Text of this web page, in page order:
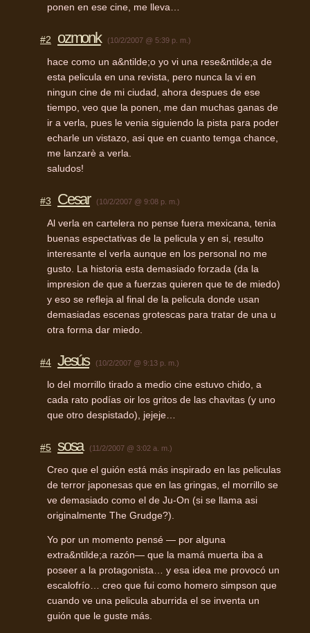
ponen en ese cine, me lleva…
#2 ozmonk (10/2/2007 @ 5:39 p. m.)
hace como un a&ntilde;o yo vi una rese&ntilde;a de
esta pelicula en una revista, pero nunca la vi en
ningun cine de mi ciudad, ahora despues de ese
tiempo, veo que la ponen, me dan muchas ganas de
ir a verla, pues le venia siguiendo la pista para poder
echarle un vistazo, asi que en cuanto temga chance,
me lanzarè a verla.
saludos!
#3 Cesar (10/2/2007 @ 9:08 p. m.)
Al verla en cartelera no pense fuera mexicana, tenia
buenas espectativas de la pelicula y en si, resulto
interesante el verla aunque en los personal no me
gusto. La historia esta demasiado forzada (da la
impresion de que a fuerzas quieren que te de miedo)
y eso se refleja al final de la pelicula donde usan
demasiadas escenas grotescas para tratar de una u
otra forma dar miedo.
#4 Jesús (10/2/2007 @ 9:13 p. m.)
lo del morrillo tirado a medio cine estuvo chido, a
cada rato podías oir los gritos de las chavitas (y uno
que otro despistado), jejeje…
#5 sosa (11/2/2007 @ 3:02 a. m.)
Creo que el guión está más inspirado en las peliculas
de terror japonesas que en las gringas, el morrillo se
ve demasiado como el de Ju-On (si se llama asi
originalmente The Grudge?).
Yo por un momento pensé — por alguna
extra&ntilde;a razón— que la mamá muerta iba a
poseer a la protagonista… y esa idea me provocó un
escalofrío… creo que fui como homero simpson que
cuando ve una pelicula aburrida el se inventa un
guión que le guste más.